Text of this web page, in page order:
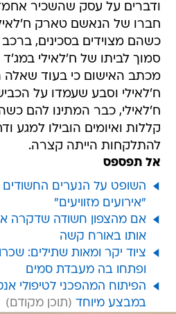
ודברים על עסק שהשכיר
חברו של הנאשם טארק
כשהם מצוידים בסכינים, ברכב
סמוך לביתו של ח'לאילי
מכתב האישום כי בעוד שאלה
ח'לאילי וסבע שעמדו על
ח'לאילי, כבר המתינו להם
קללות ואיומים הובילו למגע
להתלקחות הייתה קצרה.
אל תפספס
השופט על הנערים החשודים
"אירועים מזוויעים"
אם מהצפון חשודה שדקרה
אותו באורח קשה
ציוד יקר ומאות שתילים:
ופתחו בה מעבדת סמים
הפיתוח המהפכני לטיפולי
במבצע מיוחד